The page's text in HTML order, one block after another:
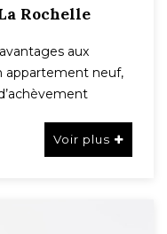
Rochelle
aux
appartement neuf,
Voir plus